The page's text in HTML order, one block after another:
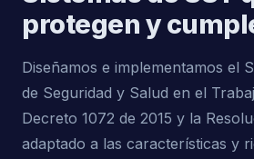
protegen y
Diseñamos e implementamos el
de Seguridad y Salud en el
Decreto 1072 de 2015 y la
adaptado a las características y